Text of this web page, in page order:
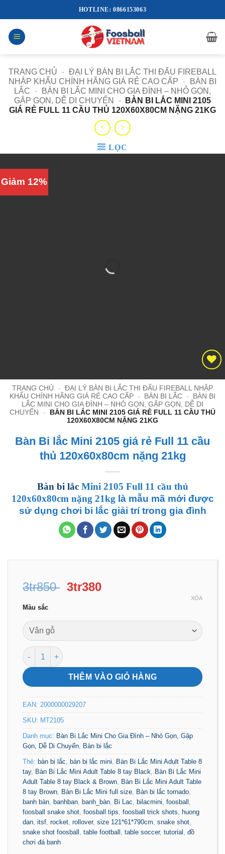
qua
nội
dung
HOTLINE: 0866153063
TRANG CHỦ - ĐẠI LÝ BÀN BI LẮC THI ĐẤU FIREBALL
NHẬP KHẨU CHÍNH HÃNG GIÁ RẺ CAO CẤP
-
BÀN BI
LẮC
-
BÀN BI LẮC MINI CHO GIA ĐÌNH – NHỎ GỌN,
GẬP GỌN, DỄ DI CHUYỂN
-
BÀN BI LẮC MINI 2105
GIÁ RẺ FULL 11 CẦU THỦ 120X60X80CM NẶNG 21KG
LỌC
Giảm 12%
TRANG CHỦ - ĐẠI LÝ BÀN BI LẮC THI ĐẤU FIREBALL NHẬP
KHẨU CHÍNH HÃNG GIÁ RẺ CAO CẤP - BÀN BI LẮC -
BÀN BI
LẮC MINI CHO GIA ĐÌNH – NHỎ GỌN, GẬP GỌN, DỄ DI
CHUYỂN
-
BÀN BI LẮC MINI 2105 GIÁ RẺ FULL 11 CẦU THỦ
120X60X80CM NẶNG 21KG
Bàn Bi lắc Mini 2105 giá rẻ Full 11 cầu
thủ 120x60x80cm nặng 21kg
Bàn bi lắcMini 2105 Full 11 cầu thủ
120x60x80cm nặng 21kg là mẫu mã mới được
sử dụng chơi bi lắc giải trí trong gia đình
3tr850 Giá
3tr850 .
3tr380
là:
Màu sắc
XÓA
Bàn Bi lắc Mini 2105 giá rẻ Full 11 cầu thủ 120x60x80cm
THÊM VÀO GIỎ HÀNG
EAN: 2000000029207
SKU: MT2105
Danh mục: Bàn Bi Lắc Mini Cho Gia Đình – Nhỏ Gọn, Gập
Gọn, Dễ Di Chuyển, Bàn bi lắc
Thẻ: bàn bi lắc, bàn bi lắc mini, Bàn Bi Lắc Mini Adult Table 8
tay, Bàn Bi Lắc Mini Adult Table 8 tay Black, Bàn Bi Lắc Mini
Adult Table 8 tay Black & Brown, Bàn Bi Lắc Mini Adult Table
8 tay Brown, Bàn Bi Lắc Mini full size, Bàn bi lắc tornado,
banh bàn, banhban, banh_bàn, Bi Lac, bilacmini, foosball ,
foosball snake shot, foosball tips, foosball trick shots, huong
dan, itsf, rocket, rollover, size 121*61*790cm, snake shot,
snake shot foosball , table football , table soccer, tutorial , đồ
chơi đá banh